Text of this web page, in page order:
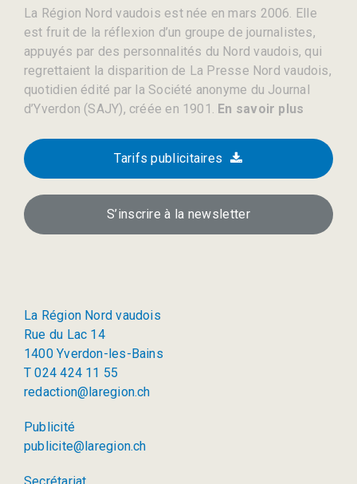
La Région Nord vaudois est née en mars 2006. Elle
est fruit de la réflexion d’un groupe de journalistes,
appuyés par des personnalités du Nord vaudois, qui
regrettaient la disparition de La Presse Nord vaudois,
quotidien édité par la Société anonyme du Journal
d’Yverdon (SAJY), créée en 1901. En savoir plus
Tarifs publicitaires
S’inscrire à la newsletter
La Région Nord vaudois
Rue du Lac 14
1400 Yverdon-les-Bains
T 024 424 11 55
redaction@laregion.ch
Publicité
publicite@laregion.ch